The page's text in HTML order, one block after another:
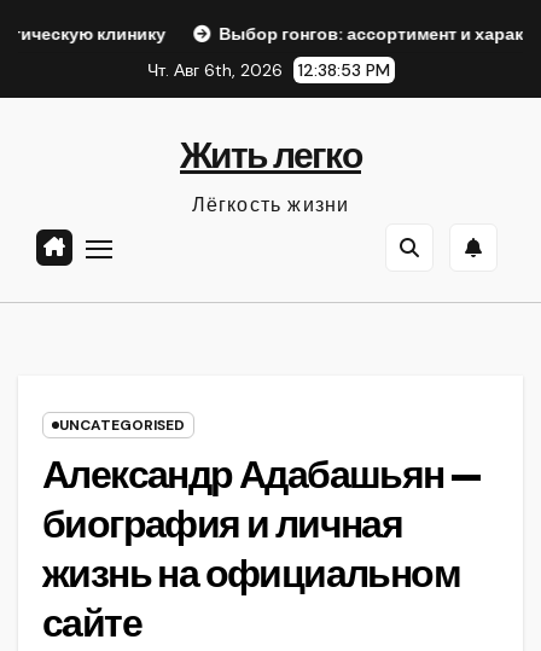
Выбор гонгов: ассортимент и характеристики
Чт. Авг 6th, 2026
12:38:54 PM
Жить легко
Лёгкость жизни
UNCATEGORISED
Александр Адабашьян —
биография и личная
жизнь на официальном
сайте